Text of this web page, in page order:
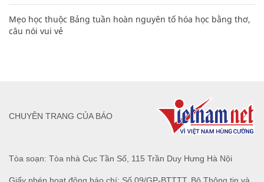
Mẹo học thuộc Bảng tuần hoàn nguyên tố hóa học bằng thơ,
câu nói vui vẻ
Tòa soạn: Tòa nhà Cục Tần Số, 115 Trần Duy Hưng Hà Nội
CHUYÊN TRANG CỦA BÁO